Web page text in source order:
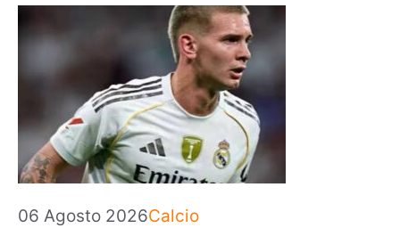
06 Agosto 2026Categorie
Calcio